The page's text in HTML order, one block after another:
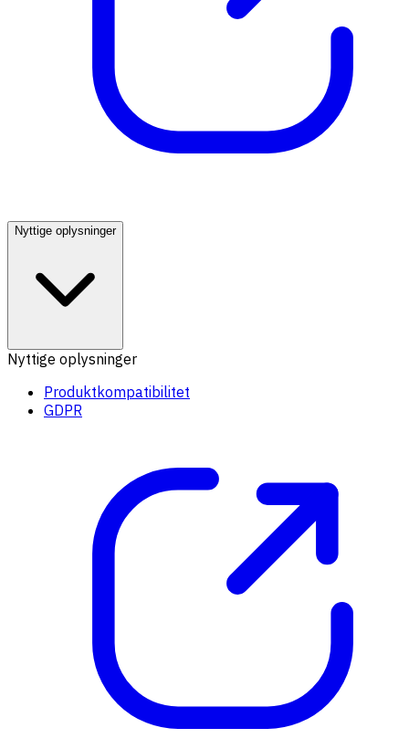
Nyttige oplysninger
Nyttige oplysninger
Produktkompatibilitet
GDPR